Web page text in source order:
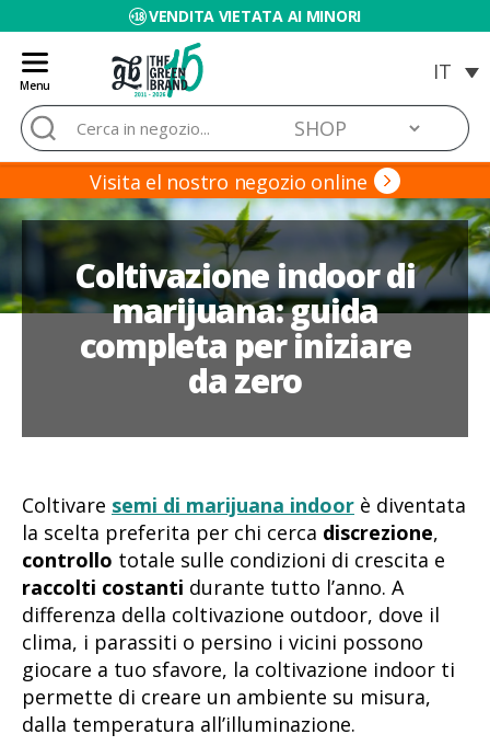
VENDITA VIETATA AI MINORI
Menu
Blog
de
Grow
Barato
Cerca:
Visita el nostro negozio online
Coltivazione indoor di
marijuana: guida
completa per iniziare
da zero
Coltivare semi di marijuana indoor è diventata
la scelta preferita per chi cerca discrezione,
controllo totale sulle condizioni di crescita e
raccolti costanti durante tutto l’anno. A
differenza della coltivazione outdoor, dove il
clima, i parassiti o persino i vicini possono
giocare a tuo sfavore, la coltivazione indoor ti
permette di creare un ambiente su misura,
dalla temperatura all’illuminazione.